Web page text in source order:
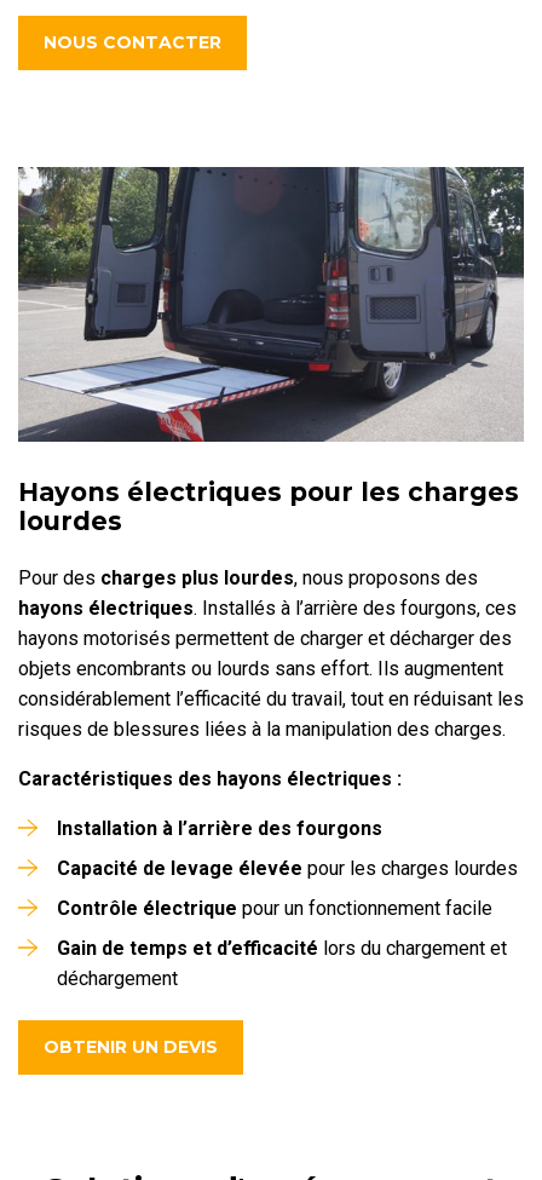
NOUS CONTACTER
Hayons électriques pour les charges
lourdes
Pour des charges plus lourdes, nous proposons des
hayons électriques. Installés à l’arrière des fourgons, ces
hayons motorisés permettent de charger et décharger des
objets encombrants ou lourds sans effort. Ils augmentent
considérablement l’efficacité du travail, tout en réduisant les
risques de blessures liées à la manipulation des charges.
Caractéristiques des hayons électriques :
Installation à l’arrière des fourgons
Capacité de levage élevée pour les charges lourdes
Contrôle électrique pour un fonctionnement facile
Gain de temps et d’efficacité lors du chargement et
déchargement
OBTENIR UN DEVIS